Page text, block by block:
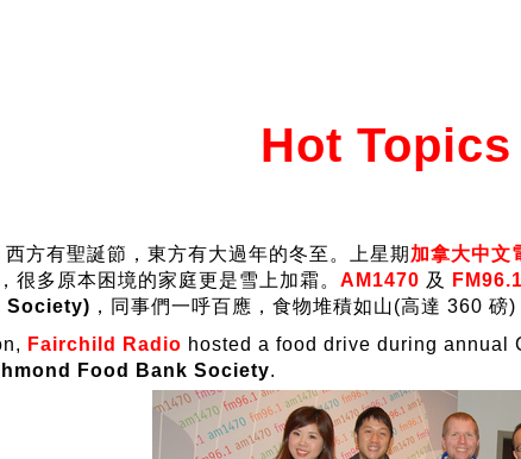
Hot Topics
方有聖誕節，東方有大過年的冬至。上星期 加拿大中文
很多原本困境的家庭更是雪上加霜。 AM1470 及 FM96.1
Society) ，同事們一呼百應，食物堆積如山(高達 360 磅
Fairchild Radio hosted a food drive during annual
Food Bank Society.